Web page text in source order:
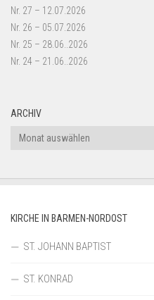
Nr. 27 – 12.07.2026
Nr. 26 – 05.07.2026
Nr. 25 – 28.06..2026
Nr. 24 – 21.06..2026
ARCHIV
Archiv
KIRCHE IN BARMEN-NORDOST
ST. JOHANN BAPTIST
ST. KONRAD